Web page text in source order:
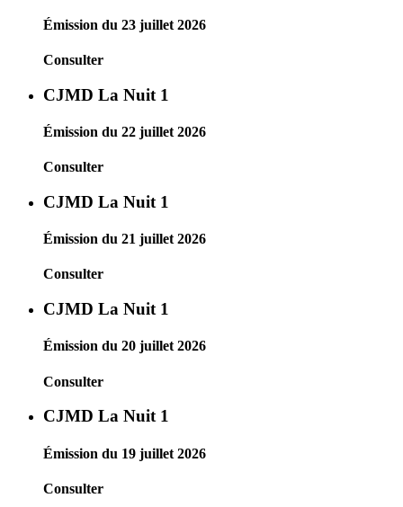
Émission du 23 juillet 2026
Consulter
CJMD La Nuit 1
Émission du 22 juillet 2026
Consulter
CJMD La Nuit 1
Émission du 21 juillet 2026
Consulter
CJMD La Nuit 1
Émission du 20 juillet 2026
Consulter
CJMD La Nuit 1
Émission du 19 juillet 2026
Consulter